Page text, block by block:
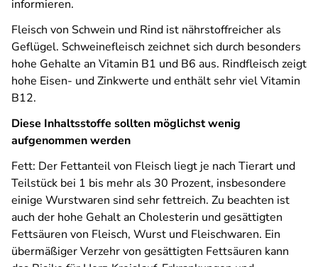
informieren.
Fleisch von Schwein und Rind ist nährstoffreicher als
Geflügel. Schweinefleisch zeichnet sich durch besonders
hohe Gehalte an Vitamin B1 und B6 aus. Rindfleisch zeigt
hohe Eisen- und Zinkwerte und enthält sehr viel Vitamin
B12.
Diese Inhaltsstoffe sollten möglichst wenig
aufgenommen werden
Fett: Der Fettanteil von Fleisch liegt je nach Tierart und
Teilstück bei 1 bis mehr als 30 Prozent, insbesondere
einige Wurstwaren sind sehr fettreich. Zu beachten ist
auch der hohe Gehalt an Cholesterin und gesättigten
Fettsäuren von Fleisch, Wurst und Fleischwaren. Ein
übermäßiger Verzehr von gesättigten Fettsäuren kann